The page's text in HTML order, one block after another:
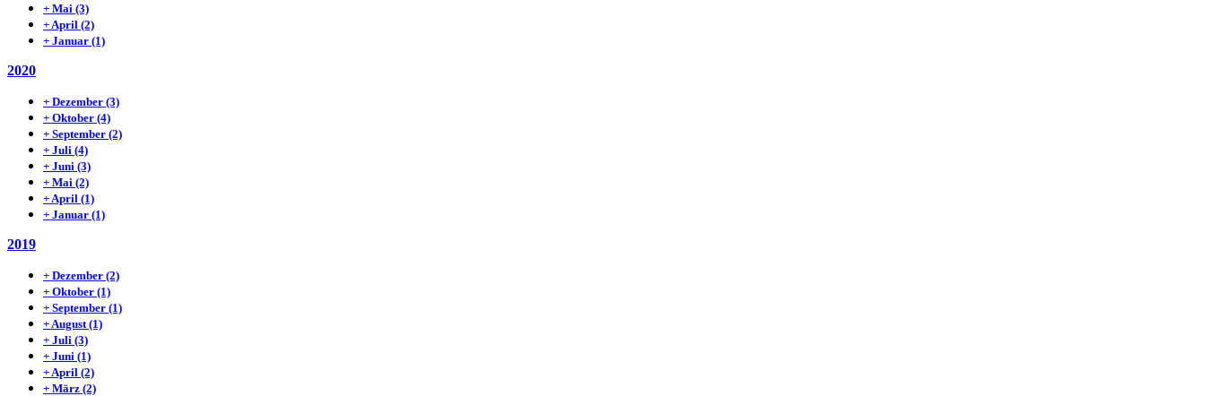
+ Mai (3)
+ April (2)
+ Januar (1)
2020
+ Dezember (3)
+ Oktober (4)
+ September (2)
+ Juli (4)
+ Juni (3)
+ Mai (2)
+ April (1)
+ Januar (1)
2019
+ Dezember (2)
+ Oktober (1)
+ September (1)
+ August (1)
+ Juli (3)
+ Juni (1)
+ April (2)
+ März (2)